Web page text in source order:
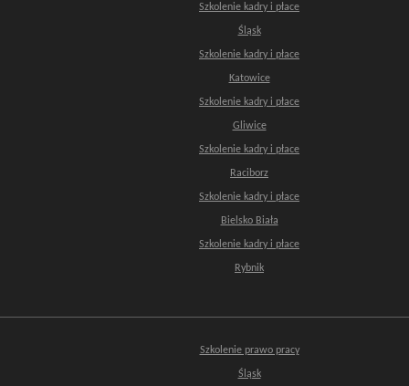
Szkolenie kadry i płace
Śląsk
Szkolenie kadry i płace
Katowice
Szkolenie kadry i płace
Gliwice
Szkolenie kadry i płace
Raciborz
Szkolenie kadry i płace
Bielsko Biała
Szkolenie kadry i płace
Rybnik
Szkolenie prawo pracy
Śląsk